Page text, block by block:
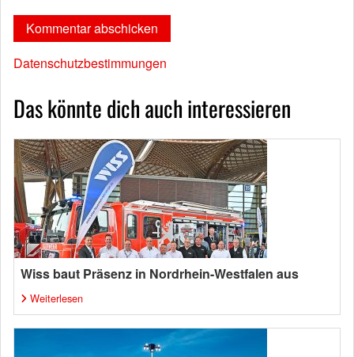
Datenschutzbestimmungen
Das könnte dich auch interessieren
Wiss baut Präsenz in Nordrhein-Westfalen aus
Weiterlesen